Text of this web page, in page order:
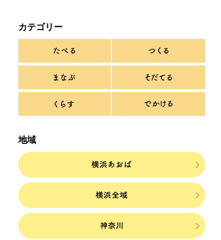
カテゴリー
地域